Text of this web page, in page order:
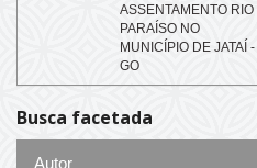
ASSENTAMENTO RIO
PARAÍSO NO
MUNICÍPIO DE JATAÍ -
GO
Busca facetada
Autor